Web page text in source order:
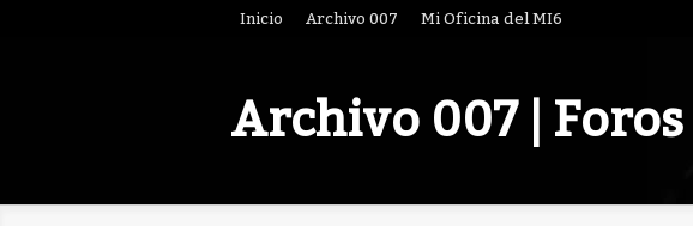
Inicio Archivo 007 Mi Oficina del MI6
Archivo 007 | Foros